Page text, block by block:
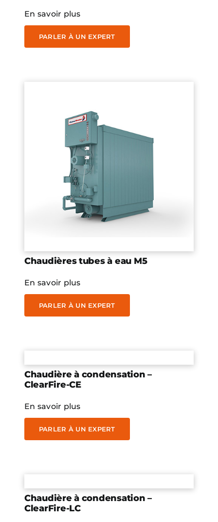
En savoir plus
PARLER À UN EXPERT
Chaudières tubes à eau M5
En savoir plus
PARLER À UN EXPERT
Chaudière à condensation –
ClearFire-CE
En savoir plus
PARLER À UN EXPERT
Chaudière à condensation –
ClearFire-LC